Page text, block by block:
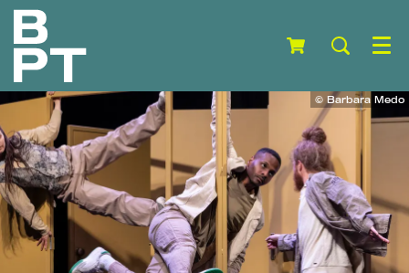
Menu
© Barbara Medo